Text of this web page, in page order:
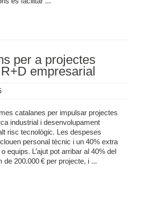
per a projectes
empresarial
catalanes per impulsar projectes
industrial i desenvolupament
risc tecnològic. Les despeses
personal tècnic i un 40% extra
equips. L’ajut pot arribar al 40% del
200.000 € per projecte, i ...